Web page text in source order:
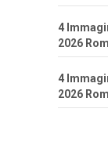
4
2026
4
2026